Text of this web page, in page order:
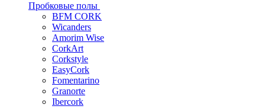
Пробковые полы
BFM CORK
Wicanders
Amorim Wise
CorkArt
Corkstyle
EasyCork
Fomentarino
Granorte
Ibercork